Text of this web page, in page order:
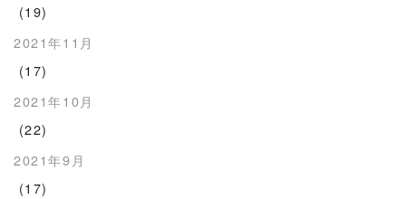
(19)
2021年11月
(17)
2021年10月
(22)
2021年9月
(17)